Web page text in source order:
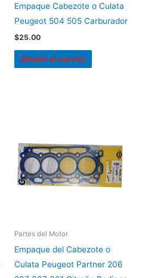
Empaque Cabezote o Culata
Peugeot 504 505 Carburador
$25.00
Añadir al carrito
Partes del Motor
Empaque del Cabezote o
Culata Peugeot Partner 206